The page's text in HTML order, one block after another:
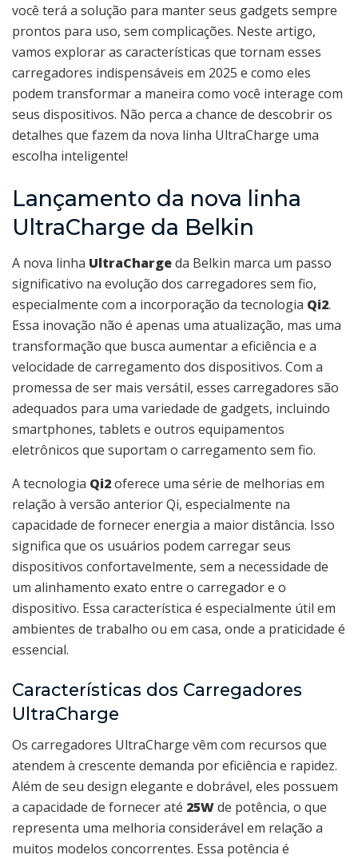
você terá a solução para manter seus gadgets sempre
prontos para uso, sem complicações. Neste artigo,
vamos explorar as características que tornam esses
carregadores indispensáveis em 2025 e como eles
podem transformar a maneira como você interage com
seus dispositivos. Não perca a chance de descobrir os
detalhes que fazem da nova linha UltraCharge uma
escolha inteligente!
Lançamento da nova linha
UltraCharge da Belkin
A nova linha UltraChargeda Belkin marca um passo
significativo na evolução dos carregadores sem fio,
especialmente com a incorporação da tecnologia Qi2.
Essa inovação não é apenas uma atualização, mas uma
transformação que busca aumentar a eficiência e a
velocidade de carregamento dos dispositivos. Com a
promessa de ser mais versátil, esses carregadores são
adequados para uma variedade de gadgets, incluindo
smartphones, tablets e outros equipamentos
eletrônicos que suportam o carregamento sem fio.
A tecnologia Qi2oferece uma série de melhorias em
relação à versão anterior Qi, especialmente na
capacidade de fornecer energia a maior distância. Isso
significa que os usuários podem carregar seus
dispositivos confortavelmente, sem a necessidade de
um alinhamento exato entre o carregador e o
dispositivo. Essa característica é especialmente útil em
ambientes de trabalho ou em casa, onde a praticidade é
essencial.
Características dos Carregadores
UltraCharge
Os carregadores UltraCharge vêm com recursos que
atendem à crescente demanda por eficiência e rapidez.
Além de seu design elegante e dobrável, eles possuem
a capacidade de fornecer até 25Wde potência, o que
representa uma melhoria considerável em relação a
muitos modelos concorrentes. Essa potência é